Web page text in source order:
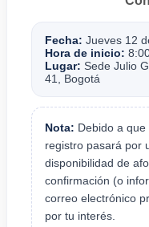
Fecha: Jueves 12
Hora de inicio:
Lugar: Sede Julio
41, Bogotá
Nota: Debido a
registro pasará por
disponibilidad de
confirmación (o
correo electrónico
por tu interés.